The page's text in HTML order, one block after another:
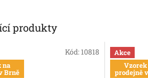
produkty
na
Brně
Kód: 10818
Akce
Vzorek
prodejně